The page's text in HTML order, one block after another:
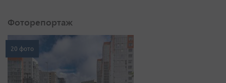
Фоторепортаж
20 фото